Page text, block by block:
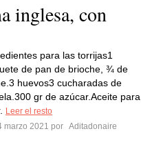
inglesa, con
para las torrijas1
de pan de brioche, ¾ de
huevos3 cucharadas de
gr de azúcar.Aceite para
Leer el resto
marzo 2021 por Aditadonaire